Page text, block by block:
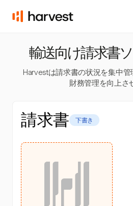
輸送向け請求書
Harvestは請求書の状況を集中
財務管理を向上さ
請求書 下書き